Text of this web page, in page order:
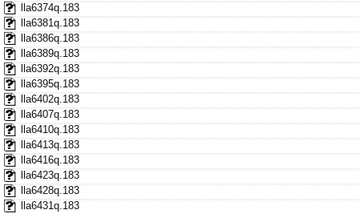
lla6374q.183
lla6381q.183
lla6386q.183
lla6389q.183
lla6392q.183
lla6395q.183
lla6402q.183
lla6407q.183
lla6410q.183
lla6413q.183
lla6416q.183
lla6423q.183
lla6428q.183
lla6431q.183